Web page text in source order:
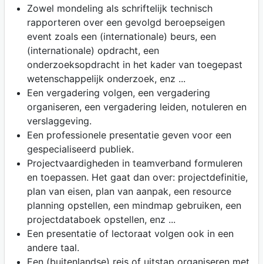
Zowel mondeling als schriftelijk technisch
rapporteren over een gevolgd beroepseigen
event zoals een (internationale) beurs, een
(internationale) opdracht, een
onderzoeksopdracht in het kader van toegepast
wetenschappelijk onderzoek, enz ...
Een vergadering volgen, een vergadering
organiseren, een vergadering leiden, notuleren en
verslaggeving.
Een professionele presentatie geven voor een
gespecialiseerd publiek.
Projectvaardigheden in teamverband formuleren
en toepassen. Het gaat dan over: projectdefinitie,
plan van eisen, plan van aanpak, een resource
planning opstellen, een mindmap gebruiken, een
projectdataboek opstellen, enz ...
Een presentatie of lectoraat volgen ook in een
andere taal.